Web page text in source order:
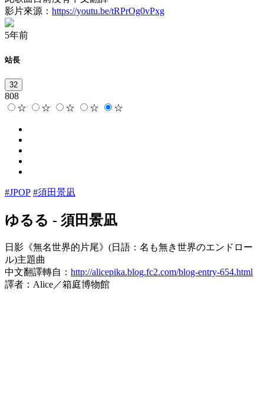
影片來源： https://youtu.be/tRPrOg0vPxg
5年前
站長
32
808
☆
☆ ☆ ☆ ☆
#JPOP #須田景凪
ゆるる - 須田景凪
日影《無名世界的片尾》(日語：名も無き世界のエンドロー
ル)主題曲
中文翻譯轉自： http://alicepika.blog.fc2.com/blog-entry-654.html
譯者：Alice／箱庭博物館